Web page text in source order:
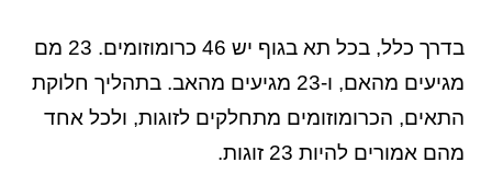
בדרך כלל, בכל תא בגוף יש 46 כרומוזומים. 23 מם
מגיעים מהאם, ו-23 מגיעים מהאב. בתהליך חלוקת
התאים, הכרומוזומים מתחלקים לזוגות, ולכל אחד
מהם אמורים להיות 23 זוגות.